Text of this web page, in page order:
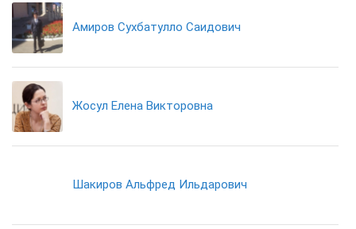
Амиров Сухбатулло Саидович
Жосул Елена Викторовна
Шакиров Альфред Ильдарович